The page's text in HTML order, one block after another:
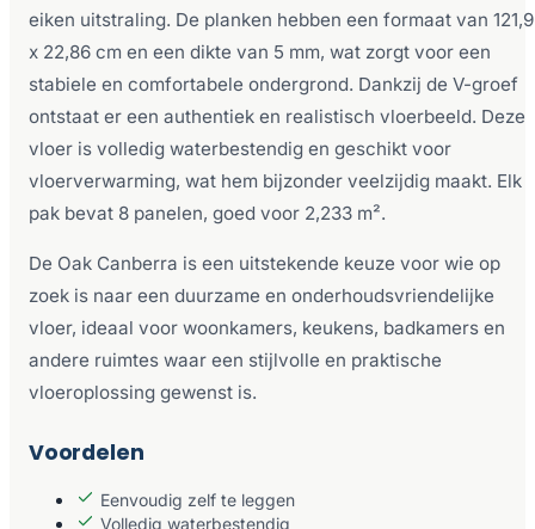
eiken uitstraling. De planken hebben een formaat van
x 22,86 cm en een dikte van 5 mm, wat zorgt voor een
stabiele en comfortabele ondergrond. Dankzij de V-groef
ontstaat er een authentiek en realistisch vloerbeeld. Deze
vloer is volledig waterbestendig en geschikt voor
vloerverwarming, wat hem bijzonder veelzijdig maakt. Elk
pak bevat 8 panelen, goed voor 2,233 m².
De Oak Canberra is een uitstekende keuze voor wie op
zoek is naar een duurzame en onderhoudsvriendelijke
vloer, ideaal voor woonkamers, keukens, badkamers en
andere ruimtes waar een stijlvolle en praktische
vloeroplossing gewenst is.
Voordelen
Eenvoudig zelf te leggen
Volledig waterbestendig